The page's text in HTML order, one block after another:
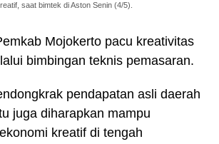
saat bimtek di Aston Senin (4/5).
Mojokerto pacu kreativitas
bimbingan teknis pemasaran.
pendapatan asli daerah
juga diharapkan mampu
kreatif di tengah